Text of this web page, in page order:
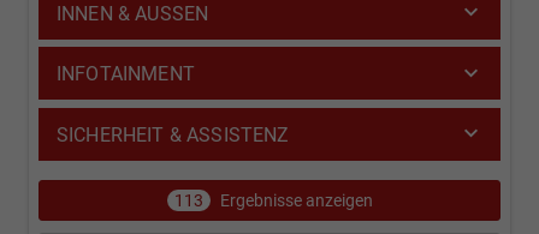
INNEN & AUSSEN
INFOTAINMENT
SICHERHEIT & ASSISTENZ
113 Ergebnisse anzeigen